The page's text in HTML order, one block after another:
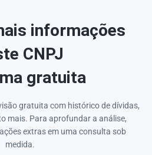
informações
CNPJ
gratuita
gratuita com histórico de dívidas,
mais. Para aprofundar a análise,
extras em uma consulta sob
medida.